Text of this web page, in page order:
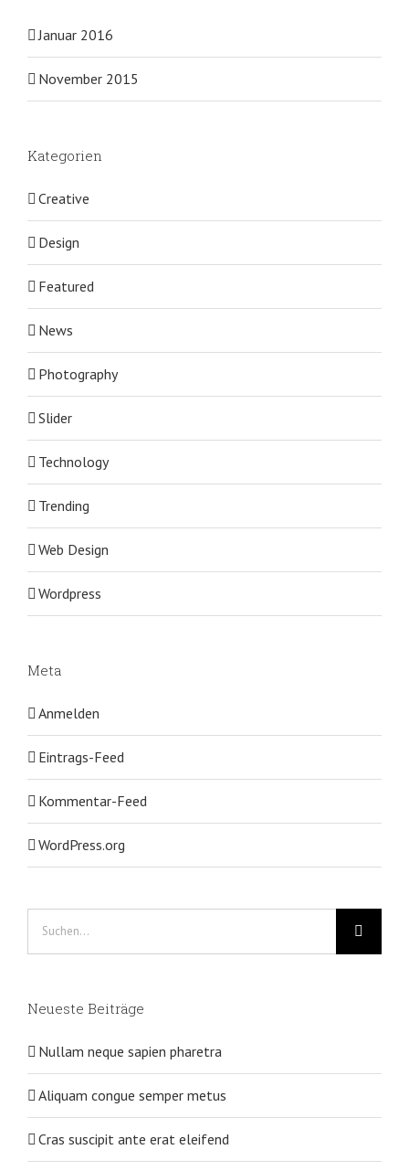
Januar 2016
November 2015
Kategorien
Creative
Design
Featured
News
Photography
Slider
Technology
Trending
Web Design
Wordpress
Meta
Anmelden
Eintrags-Feed
Kommentar-Feed
WordPress.org
Neueste Beiträge
Nullam neque sapien pharetra
Aliquam congue semper metus
Cras suscipit ante erat eleifend